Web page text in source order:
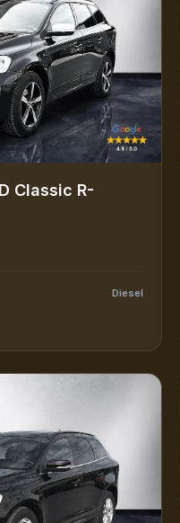
Classic R-
Diesel